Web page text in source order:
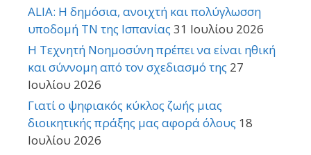
ALIA: Η δημόσια, ανοιχτή και πολύγλωσση
υποδομή ΤΝ της Ισπανίας 31 Ιουλίου 2026
Η Τεχνητή Νοημοσύνη πρέπει να είναι ηθική
και σύννομη από τον σχεδιασμό της 27
Ιουλίου 2026
Γιατί ο ψηφιακός κύκλος ζωής μιας
διοικητικής πράξης μας αφορά όλους 18
Ιουλίου 2026